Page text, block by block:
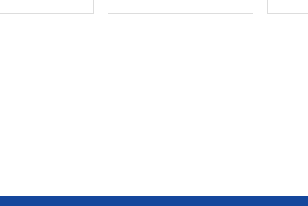
7.700.000₫.là: